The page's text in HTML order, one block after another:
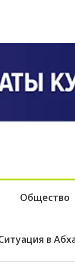
Общество
в